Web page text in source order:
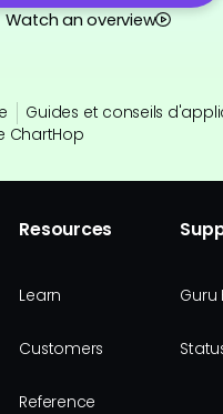
Watch an overview
Guides et conseils
ChartHop
Resources
Learn
Customers
Reference
Guru